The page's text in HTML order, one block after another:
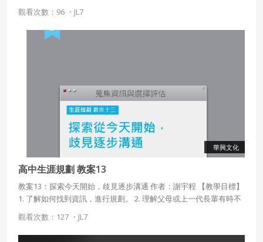
面貌。 2. 期待更豐富多元的高中生活，並且相信這種高中生活對升
學、生涯有益。 3. 以新的方式、思維安排高中生活。 【課程說明】
看待高中有兩種極端的方式，兩種都對學生不利： 一種是認為高中
就是衝刺升學與拼大學的過程；一種是過一日算一日，缺乏長遠的
觀看次數：96 ・ JL7
華興文化
高中生涯規劃 教案13
教案13：探索今天開始，歧見逐步溝通 作者：謝宇程 【教學目標】
1. 了解如何找到資訊，進行規劃。 2. 理解父母或上一代長輩有時不
贊成兒女選擇的背後原因。 3. 能夠用資料、做計畫、提方案，和父
母說明自己的選擇。 【課程說明】 由於世代落差，子女常感覺難以
和父母討論生涯課題。 但其實如果兒女能理解父母的疑慮，用對的
觀看次數：127 ・ JL7
會員違反本合約或本系統任一規定者，吉寶系統公司得終止
本合約。
本合約終止後，會員不得對吉寶系統公司主張任何費用、補
雙方合意專以臺灣臺北地方法院為第一審管轄法